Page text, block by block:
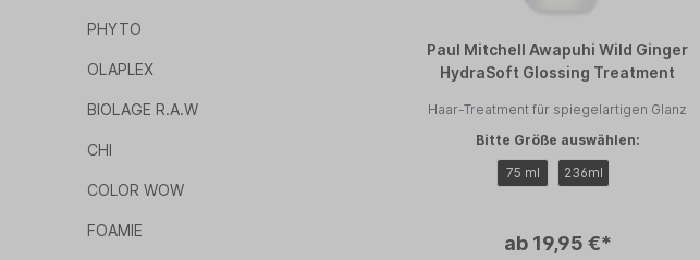
PHYTO
OLAPLEX
BIOLAGE R.A.W
CHI
COLOR WOW
FOAMIE
Paul Mitchell Awapuhi Wild Ginger
HydraSoft Glossing Treatment
Haar-Treatment für spiegelartigen Glanz
Bitte Größe auswählen:
75 ml
236ml
ab 19,95 €*